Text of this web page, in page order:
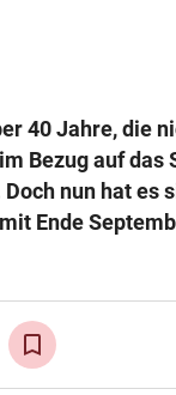
40 Jahre, die
Bezug auf das
nun hat es
Ende